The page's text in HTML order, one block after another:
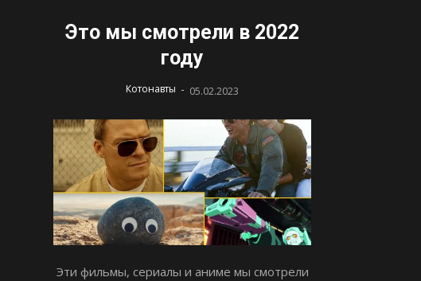
Это мы смотрели в 2022
году
Котонавты - 05.02.2023
Эти фильмы, сериалы и аниме мы смотрели